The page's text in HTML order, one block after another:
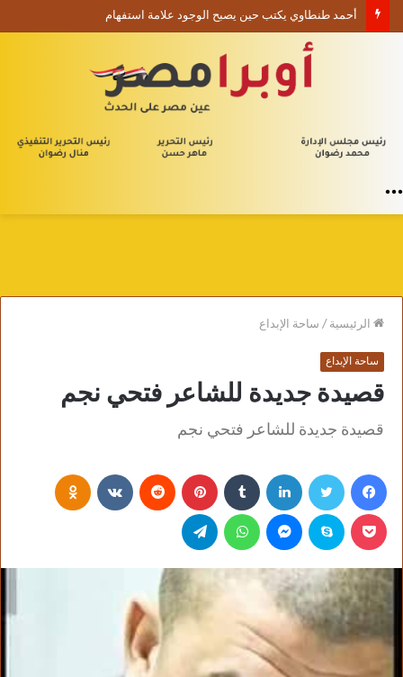
أحمد طنطاوي يكتب حين يصبح الوجود علامة استفهام
الرئيسية/ساحة الإبداع
ساحة الإبداع
قصيدة جديدة للشاعر فتحي نجم
قصيدة جديدة للشاعر فتحي نجم